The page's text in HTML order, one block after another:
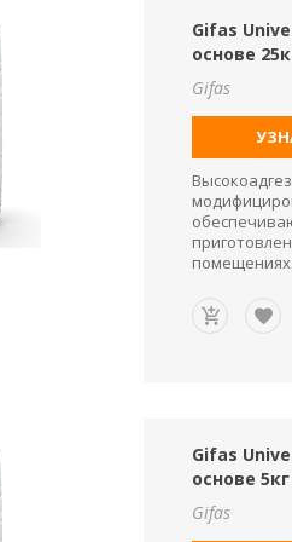
Gifas
основе
Gifas
помещениях.
Gifas
основе 5кг
Gifas